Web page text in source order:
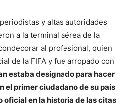
y altas autoridades
a la terminal aérea de la
al profesional, quien
de la FIFA y fue arropado con
estaba designado para hacer
el primer ciudadano de su país
oficial en la historia de las citas